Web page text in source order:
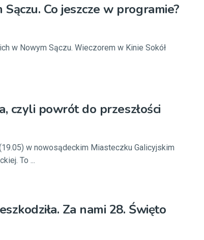
Co jeszcze w programie?
w Nowym Sączu. Wieczorem w Kinie Sokół
czyli powrót do przeszłości
w nowosądeckim Miasteczku Galicyjskim
To ...
Za nami 28. Święto